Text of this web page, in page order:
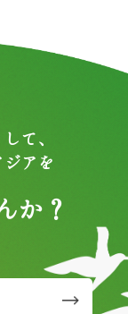
て、
アを
か？